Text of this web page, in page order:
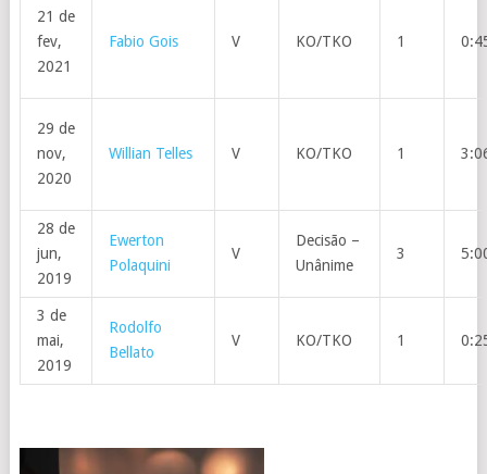
21 de
fev,
2021
Fabio Gois V KO/TKO 1
29 de
nov,
2020
Willian Telles V KO/TKO 1
28 de
jun,
2019
Ewerton
Polaquini
V
Decisão –
Unânime
3
3 de
mai,
2019
Rodolfo
Bellato
V KO/TKO 1